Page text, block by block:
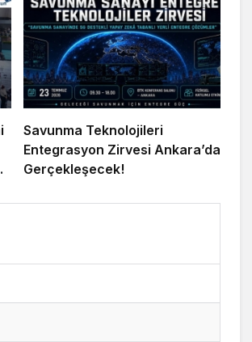
Savunma Teknolojileri
Entegrasyon Zirvesi Ankara’da
Gerçekleşecek!